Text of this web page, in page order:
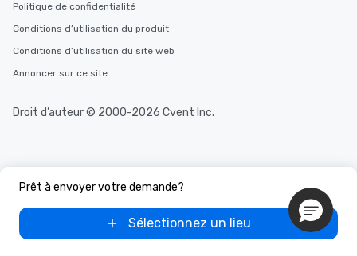
Prêt à envoyer votre demande?
Sélectionnez un lieu
Politique de confidentialité
Conditions d’utilisation du produit
Conditions d’utilisation du site web
Annoncer sur ce site
Droit d’auteur © 2000-2026 Cvent Inc.